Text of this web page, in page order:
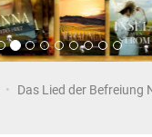
Das Lied der Befreiung